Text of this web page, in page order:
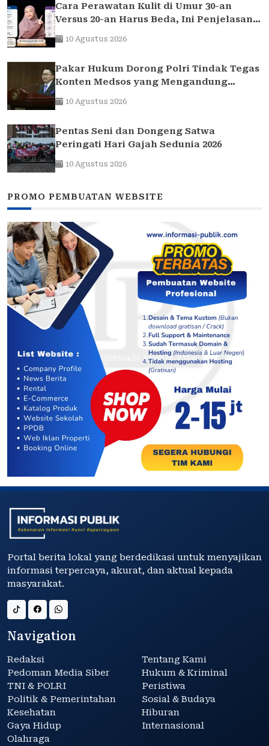
Cara Perawatan Kulit di Umur 30-an
Versus 20-an Harus Beda, Ini Penjelasan
Dokter Anti-Aging Indonesia
10 Agustus 2026
Pakar Hukum Dorong Polri Tindak Tegas
Konten Medsos yang Mengandung
Provokasi
10 Agustus 2026
Pentas Seni dan Dongeng Satwa
Peringati Hari Gajah Sedunia 2026
10 Agustus 2026
PROMO PEMBUATAN WEBSITE
Portal berita lokal yang berdedikasi untuk menyajikan
informasi terpercaya, akurat, dan aktual kepada
masyarakat.
Navigation
Redaksi
Tentang Kami
Pedoman Media Siber
Hukum & Kriminal
TNI & POLRI
Peristiwa
Politik & Pemerintahan
Sosial & Budaya
Kesehatan
Hiburan
Gaya Hidup
Internasional
Olahraga